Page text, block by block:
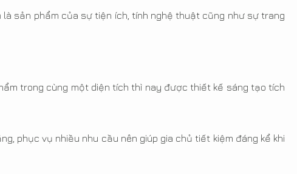
sản phẩm của sự tiện ích, tính nghệ thuật cũng như sự trang
trong cùng một diện tích thì nay được thiết kế sáng tạo tích
phục vụ nhiều nhu cầu nên giúp gia chủ tiết kiệm đáng kể khi